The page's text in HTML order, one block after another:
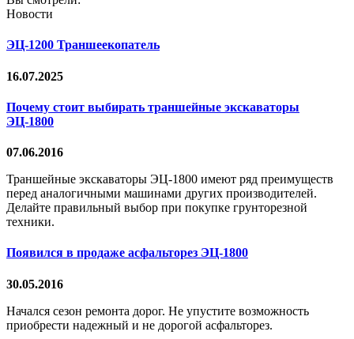
Новости
ЭЦ-1200 Траншеекопатель
16.07.2025
Почему стоит выбирать траншейные экскаваторы
ЭЦ-1800
07.06.2016
Траншейные экскаваторы ЭЦ-1800 имеют ряд преимуществ
перед аналогичными машинами других производителей.
Делайте правильный выбор при покупке грунторезной
техники.
Появился в продаже асфальторез ЭЦ-1800
30.05.2016
Начался сезон ремонта дорог. Не упустите возможность
приобрести надежный и не дорогой асфальторез.